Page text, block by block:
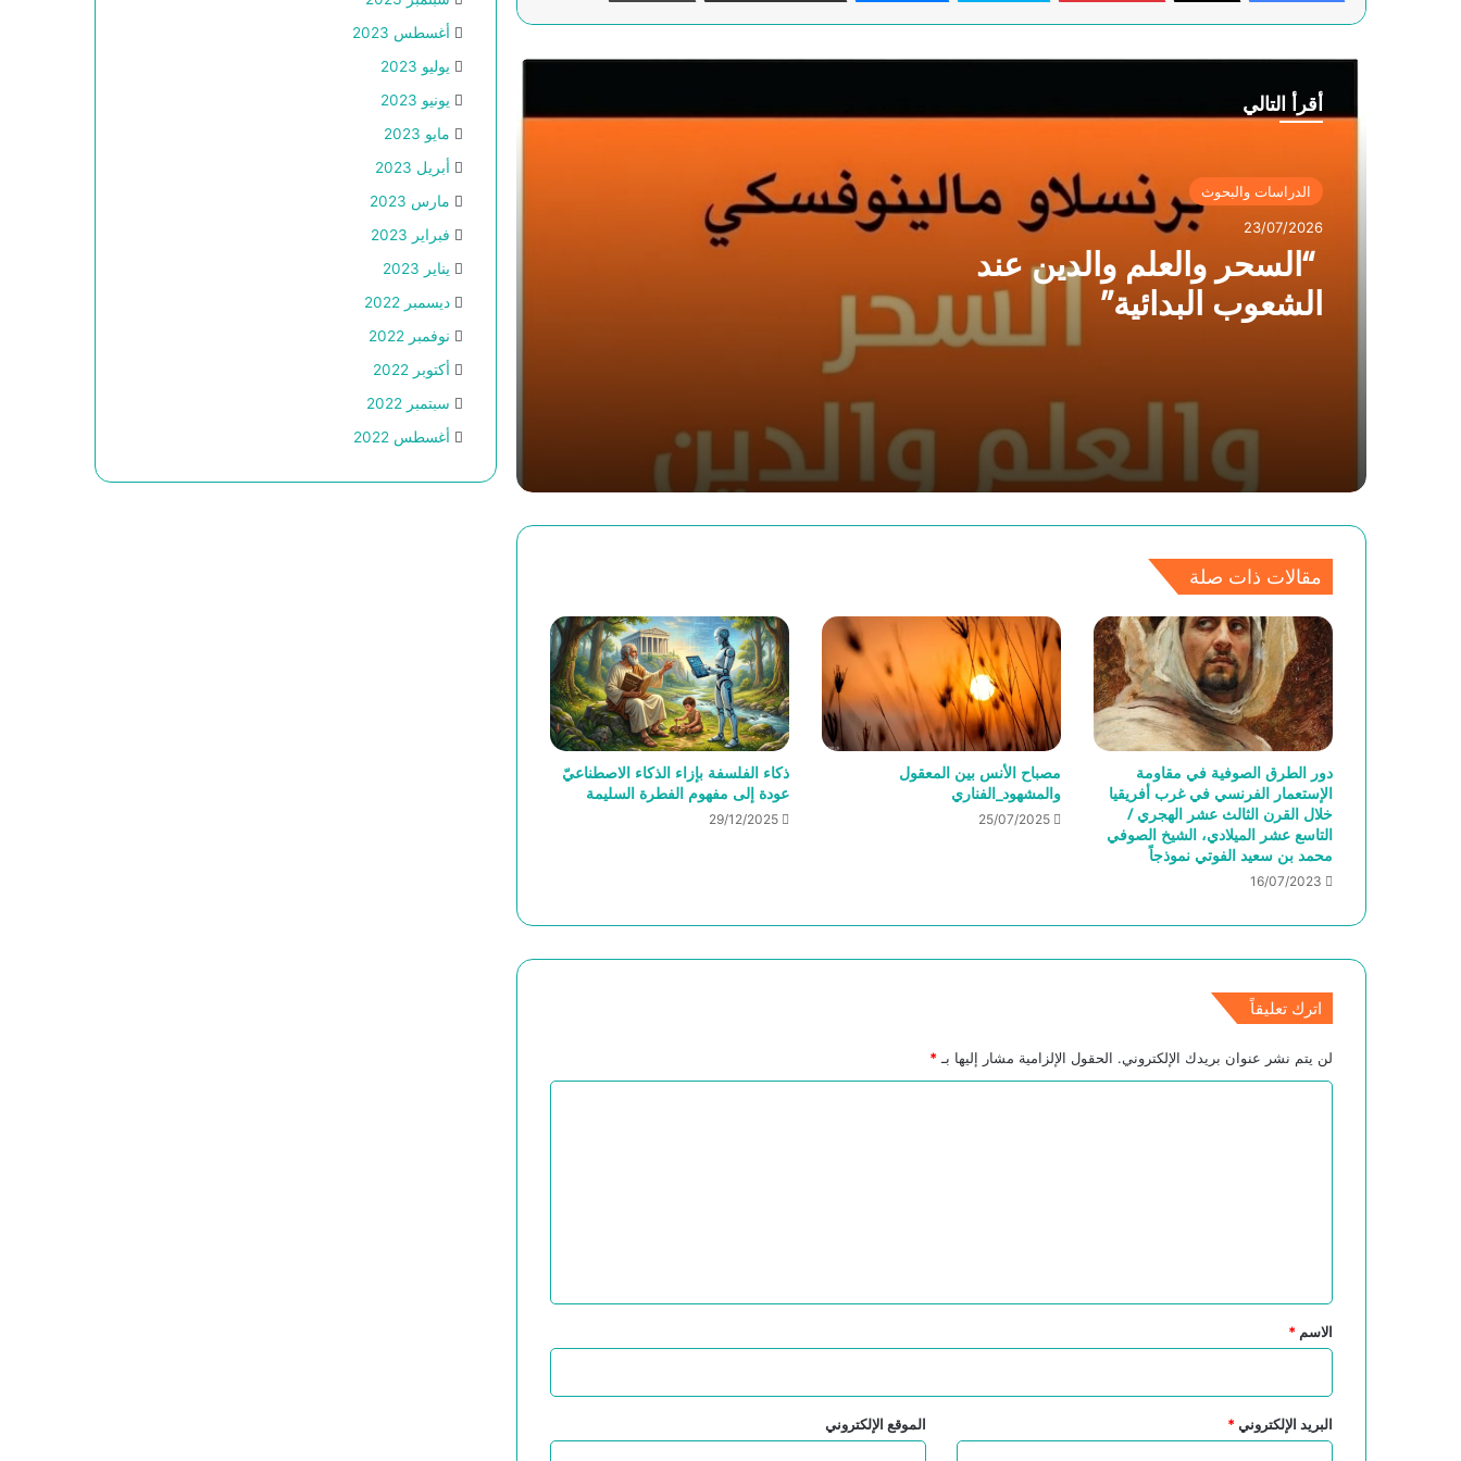
أقرأ التالي
الدراسات والبحوث
23/07/2026
“السحر والعلم والدين عند
الشعوب البدائية”
أدلة إثبات النبوة عند المتكلمين في ميزان
الحجاج الفلسفي- محفوظ السعيدي
الفارغ من الكون: في حضرة العارف محمد
محمود حيدر وإعادة صياغة مصطلحات
الفلسفة الإسلاميَّة
ابن عربي في زمن الحروب الوجوديَّة:بين
الروحانيَّة، والأخلاق الصوفيَّة، والسلام
مقالات ذات صلة
دور الطرق الصوفية في مقاومة
الإستعمار الفرنسي في غرب أفريقيا
خلال القرن الثالث عشر الهجري /
التاسع عشر الميلادي، الشيخ الصوفي
محمد بن سعيد الفوتي نموذجاً
16/07/2023
مصباح الأنس بين المعقول
والمشهود_الفناري
25/07/2025
ذكاء الفلسفة بإزاء الذكاء الاصطناعيّ
عودة إلى مفهوم الفطرة السليمة
29/12/2025
اترك تعليقاً
لن يتم نشر عنوان بريدك الإلكتروني. الحقول الإلزامية مشار إليها بـ*
*
الاسم *
البريد الإلكتروني* الموقع الإلكتروني
أغسطس 2023
يوليو 2023
يونيو 2023
مايو 2023
أبريل 2023
مارس 2023
فبراير 2023
يناير 2023
ديسمبر 2022
نوفمبر 2022
أكتوبر 2022
سبتمبر 2022
أغسطس 2022